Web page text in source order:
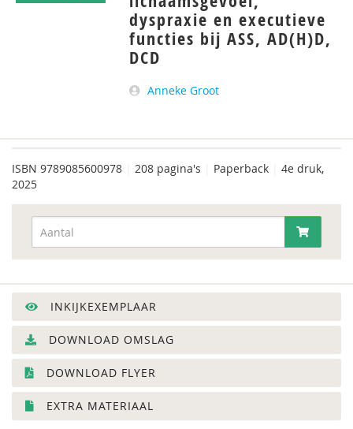
dyspraxie en executieve
functies bij ASS, AD(H)D,
DCD
Anneke Groot
ISBN 9789085600978 208 pagina's Paperback
4e druk,
2025
INKIJKEXEMPLAAR
DOWNLOAD OMSLAG
DOWNLOAD FLYER
EXTRA MATERIAAL